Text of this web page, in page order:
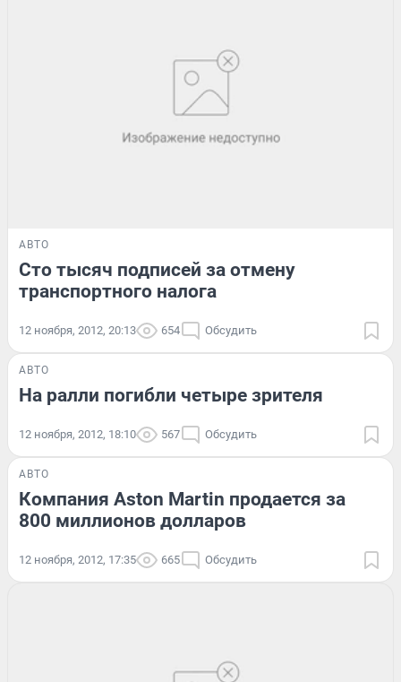
АВТО
Сто тысяч подписей за отмену
транспортного налога
12 ноября, 2012, 20:13 654 Обсудить
АВТО
На ралли погибли четыре зрителя
12 ноября, 2012, 18:10 567 Обсудить
АВТО
Компания Aston Martin продается за
800 миллионов долларов
12 ноября, 2012, 17:35 665 Обсудить